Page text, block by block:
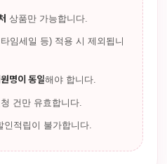
상품만 가능합니다.
임세일 등) 적용 시 제외됩니
명이 동일해야 합니다.
건만 유효합니다.
인적립이 불가합니다.